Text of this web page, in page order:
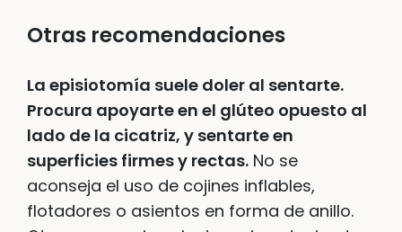
Otras recomendaciones
La episiotomía suele doler al sentarte.
Procura apoyarte en el glúteo opuesto al
lado de la cicatriz, y sentarte en
superficies firmes y rectas. No se
aconseja el uso de cojines inflables,
flotadores o asientos en forma de anillo.